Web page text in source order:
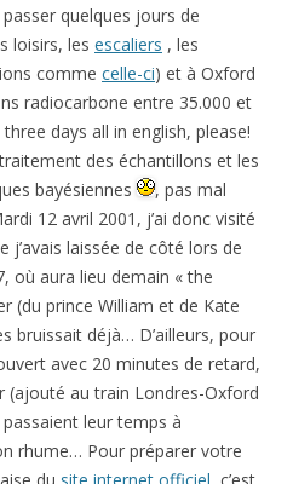
quelques jours de
loisirs, les escaliers , les
comme celle-ci) et à Oxford
radiocarbone entre 35.000 et
days all in english, please!
des échantillons et les
bayésiennes
, pas mal
12 avril 2001, j’ai donc visité
j’avais laissée de côté lors de
où aura lieu demain « the
(du prince William et de Kate
bruissait déjà… D’ailleurs, pour
avec 20 minutes de retard,
(ajouté au train Londres-Oxford
leur temps à
rhume… Pour préparer votre